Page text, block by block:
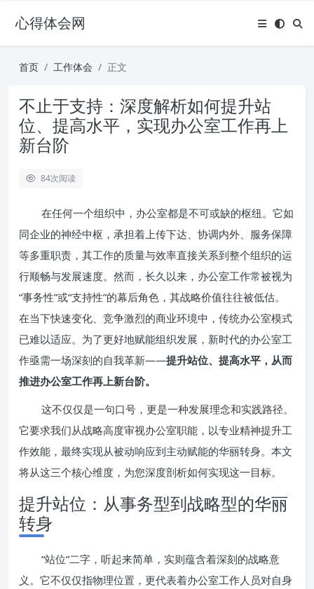
心得体会网
首页 工作体会 正文
不止于支持：深度解析如何提升站
位、提高水平，实现办公室工作再上
新台阶
84次阅读
在任何一个组织中，办公室都是不可或缺的枢纽。它如
同企业的神经中枢，承担着上传下达、协调内外、服务保障
等多重职责，其工作的质量与效率直接关系到整个组织的运
行顺畅与发展速度。然而，长久以来，办公室工作常被视为
“事务性”或“支持性”的幕后角色，其战略价值往往被低估。
在当下快速变化、竞争激烈的商业环境中，传统办公室模式
已难以适应。为了更好地赋能组织发展，新时代的办公室工
作亟需一场深刻的自我革新——提升站位、提高水平，从而
推进办公室工作再上新台阶。
这不仅仅是一句口号，更是一种发展理念和实践路径。
它要求我们从战略高度审视办公室职能，以专业精神提升工
作效能，最终实现从被动响应到主动赋能的华丽转身。本文
将从这三个核心维度，为您深度剖析如何实现这一目标。
提升站位：从事务型到战略型的华丽
转身
“站位”二字，听起来简单，实则蕴含着深刻的战略意
义。它不仅仅指物理位置，更代表着办公室工作人员对自身